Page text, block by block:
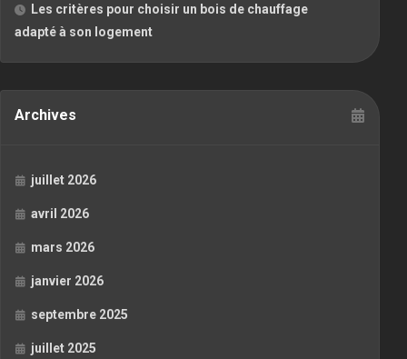
Les critères pour choisir un bois de chauffage
adapté à son logement
Archives
juillet 2026
avril 2026
mars 2026
janvier 2026
septembre 2025
juillet 2025